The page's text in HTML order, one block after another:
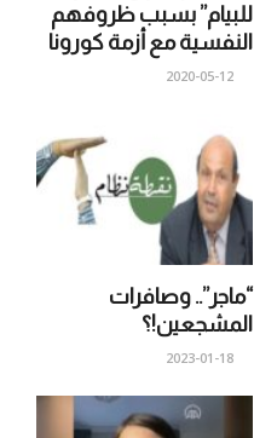
للبيام” بسبب ظروفهم
النفسية مع أزمة كورونا
2020-05-12
“ماجر”.. وصافرات
المشجعين!؟
2023-01-18